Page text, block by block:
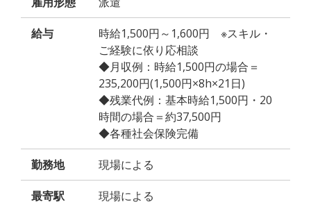
給与
時給1,500円～1,600円 ※スキル・
ご経験に依り応相談
◆月収例：時給1,500円の場合＝
235,200円(1,500円×8h×21日)
◆残業代例：基本時給1,500円・20
時間の場合＝約37,500円
◆各種社会保険完備
勤務地 現場による
最寄駅 現場による